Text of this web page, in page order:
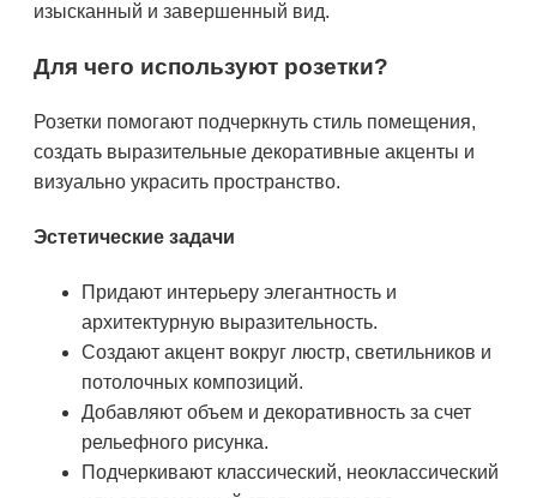
изысканный и завершенный вид.
Для чего используют розетки?
Розетки помогают подчеркнуть стиль помещения,
создать выразительные декоративные акценты и
визуально украсить пространство.
Эстетические задачи
Придают интерьеру элегантность и
архитектурную выразительность.
Создают акцент вокруг люстр, светильников и
потолочных композиций.
Добавляют объем и декоративность за счет
рельефного рисунка.
Подчеркивают классический, неоклассический